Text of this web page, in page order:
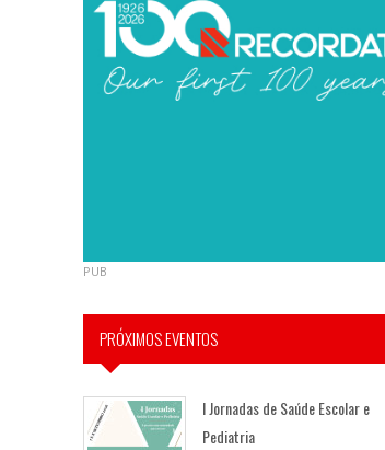
PUB
PRÓXIMOS EVENTOS
I Jornadas de Saúde Escolar e
Pediatria